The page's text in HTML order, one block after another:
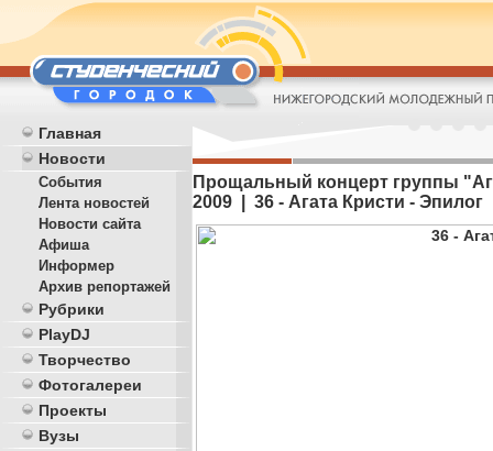
Главная
Новости
События
Лента новостей
Новости сайта
Афиша
Информер
Архив репортажей
Рубрики
PlayDJ
Творчество
Фотогалереи
Проекты
Вузы
Прощальный концерт группы
2009 | 36 - Агата Кристи - Эпилог